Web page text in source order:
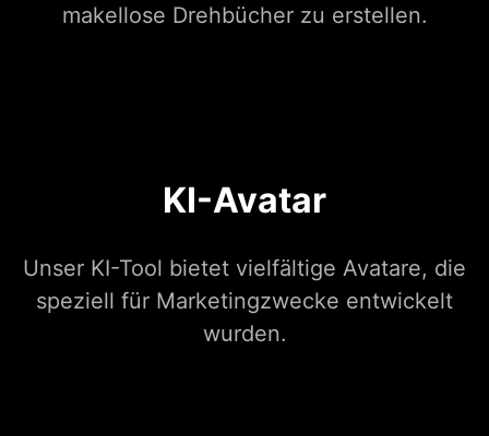
makellose Drehbücher zu erstellen.
KI-Avatar
Unser KI-Tool bietet vielfältige Avatare, die
speziell für Marketingzwecke entwickelt
wurden.